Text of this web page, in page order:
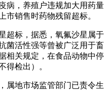
病，养殖户违规加大用药量
市销售时药物残留超标。
标，据悉，氧氟沙星属于
菌活性强等曾被广泛用于畜
相关规定，在食品动物中停
得检出）。
地市场监管部门已责令生